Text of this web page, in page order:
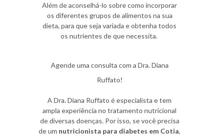
Além de aconselhá-lo sobre como incorporar
os diferentes grupos de alimentos na sua
dieta, para que seja variada e obtenha todos
os nutrientes de que necessita.
Agende uma consulta com a Dra. Diana
Ruffato!
A Dra. Diana Ruffato é especialista e tem
ampla experiência no tratamento nutricional
de diversas doenças. Por isso, se você precisa
de um nutricionista para diabetes em Cotia,